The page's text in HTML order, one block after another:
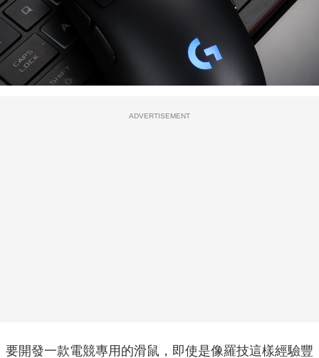
ADVERTISEMENT
要開發一款電競專用的滑鼠，即使是像羅技這樣經驗豐